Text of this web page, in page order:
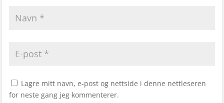
Lagre mitt navn, e-post og nettside i denne nettleseren
for neste gang jeg kommenterer.